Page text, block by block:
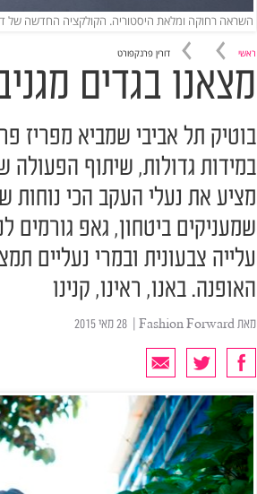
השראה רחוקה ומלאת היסטוריה. הקולקציה החדשה של
ראשי דורין פרנקפורט
מצאנו בגדים
בוטיק תל אביבי שמביא מפריז
במידות גדולות, שיתוף הפעולה
מציע את נעלי העקב הכי
שמעניקים ביטחון, גאפ גורמים
עלייה צבעונית ובמרי נעליים
האופנה. באנו, ראינו, קנינו
מאתFashion Forward